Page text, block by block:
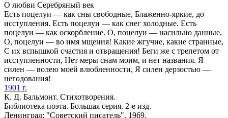
О любви Серебряный век
Есть поцелуи — как сны свободные, Блаженно-яркие, до
исступления. Есть поцелуи — как снег холодные. Есть
поцелуи — как оскорбление. О, поцелуи — насильно данные,
О, поцелуи — во имя мщения! Какие жгучие, какие странные,
С их вспышкой счастия и отвращения! Беги же с трепетом от
исступленности, Нет меры снам моим, и нет названия. Я
силен — волею моей влюбленности, Я силен дерзостью —
негодования!
1901 г.
К. Д. Бальмонт. Стихотворения.
Библиотека поэта. Большая серия. 2-е изд.
Ленинград: "Советский писатель", 1969.